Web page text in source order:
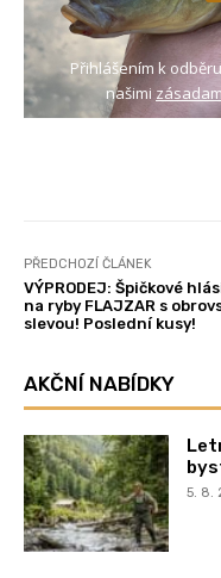
Přihlášením k
našimi
PŘEDCHOZÍ ČLÁNEK
VÝPRODEJ: Špičkové
na ryby FLAJZAR s
slevou! Poslední kusy!
AKČNÍ NABÍDKY
5. 8.